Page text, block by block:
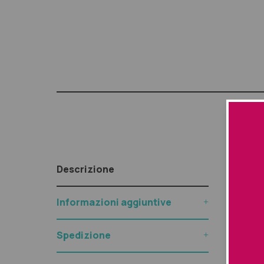
Descrizione
Informazioni aggiuntive
Spedizione
ed
5 ai